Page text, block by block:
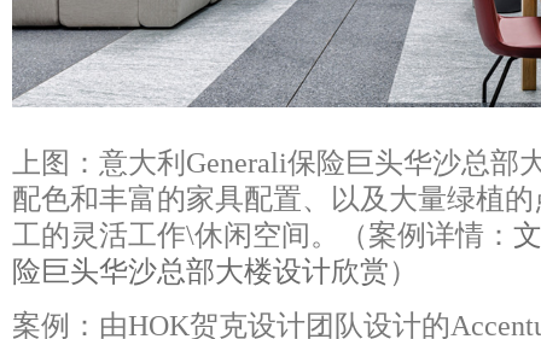
上图：意大利Generali保险巨头华沙总部
配色和丰富的家具配置、以及大量绿植
工的灵活工作\休闲空间。（案例详情：
险巨头华沙总部大楼设计欣赏）
案例：由HOK贺克设计团队设计的